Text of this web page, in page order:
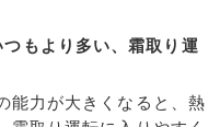
もより多い、霜取り運
能力が大きくなると、熱